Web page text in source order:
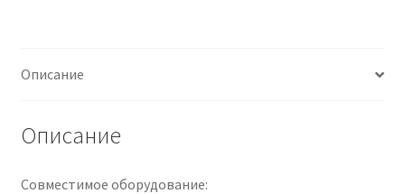
Описание
Описание
Совместимое оборудование: